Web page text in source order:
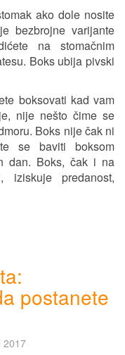
ako dole nosite
bezbrojne varijante
na stomačnim
Boks ubija pivski
boksovati kad vam
nije nešto čime se
Boks nije čak ni
se baviti boksom
dan. Boks, čak i na
iziskuje predanost,
postanete
2017